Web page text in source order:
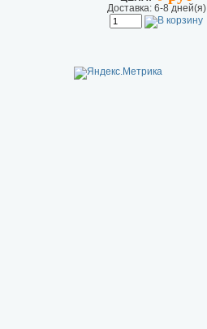
Доставка: 6-8 дней(я)